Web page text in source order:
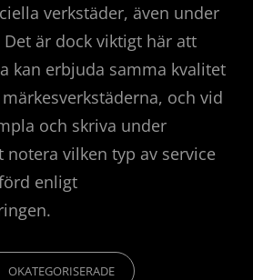
verkstäder, även under
är dock viktigt här att
kan erbjuda samma kvalitet
och vid
och skriva under
notera vilken typ av service
enligt
OKATEGORISERADE